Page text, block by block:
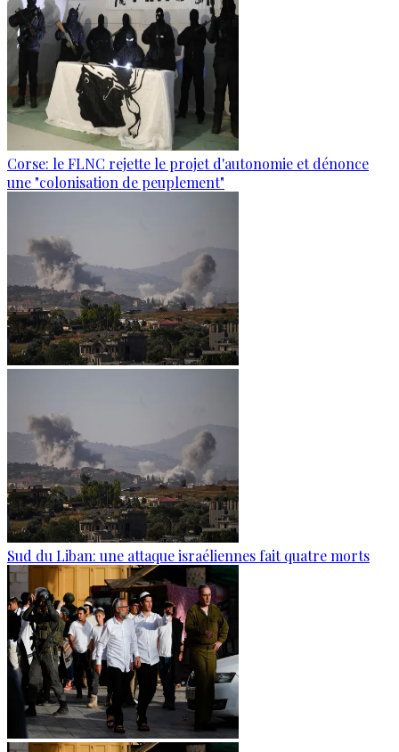
Corse: le FLNC rejette le projet d'autonomie et dénonce
une "colonisation de peuplement"
Sud du Liban: une attaque israéliennes fait quatre morts